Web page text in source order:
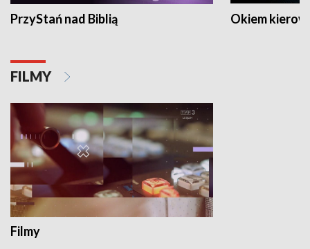
PrzyStań nad Biblią Okiem
FILMY
Filmy